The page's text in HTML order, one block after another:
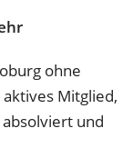
ohne
aktives Mitglied,
und